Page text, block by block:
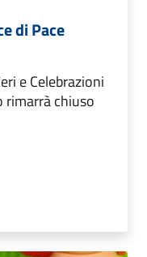
di Pace
e Celebrazioni
chiuso